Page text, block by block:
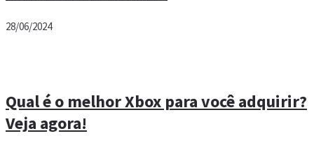
28/06/2024
Qual é o melhor Xbox para você adquirir?
Veja agora!